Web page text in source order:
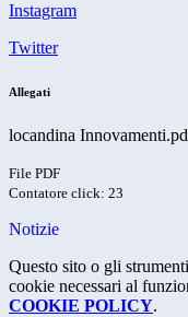
Instagram
Twitter
Allegati
locandina
File PDF
Contatore click: 23
Notizie
Questo sito o gli
cookie necessari al
COOKIE POLICY.